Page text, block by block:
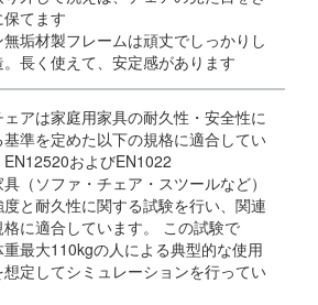
てます
垢材製フレームは頑丈でしっかりし
。長く使えて、安定感があります
ェアは家庭用家具の耐久性・安全性に
準を定めた以下の規格に適合してい
EN12520およびEN1022
（ソファ・チェア・スツールなど）
度と耐久性に関する試験を行い、関連
に適合しています。 この試験で
重最大110kgの人による典型的な使用
定してシミュレーションを行ってい